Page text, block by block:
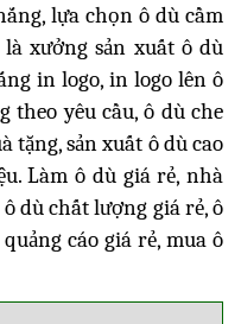
lựa chọn ô dù cầm
xưởng sản xuất ô dù
in logo, in logo lên ô
theo yêu cầu, ô dù che
tặng, sản xuất ô dù cao
Làm ô dù giá rẻ, nhà
dù chất lượng giá rẻ, ô
cáo giá rẻ, mua ô